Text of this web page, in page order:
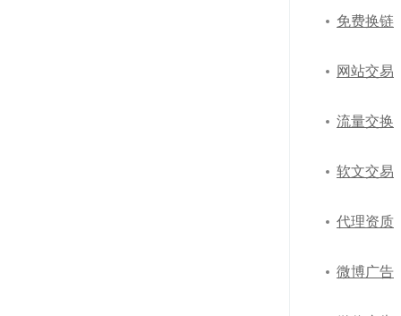
免费换链
网站交易
流量交换
软文交易
代理资质
微博广告